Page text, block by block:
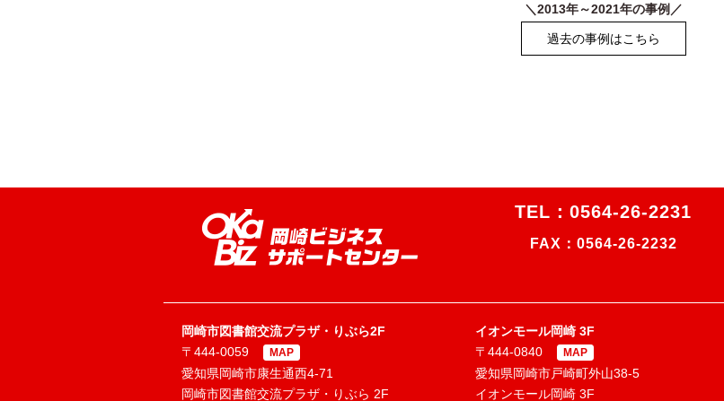
＼2013年～2021年の事例／
過去の事例はこちら
TEL：0564-26-2231
FAX：0564-26-2232
岡崎市図書館交流プラザ・りぶら2F
〒444-0059
MAP
愛知県岡崎市康生通西4-71
岡崎市図書館交流プラザ・りぶら 2F
イオンモール岡崎 3F
〒444-0840
MAP
愛知県岡崎市戸崎町外山38-5
イオンモール岡崎 3F